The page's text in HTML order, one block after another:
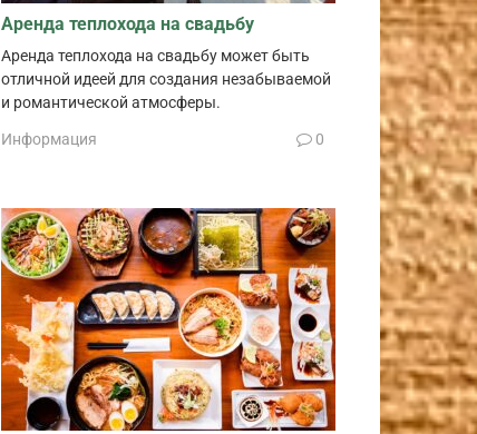
Аренда теплохода на свадьбу
Аренда теплохода на свадьбу может быть
отличной идеей для создания незабываемой
и романтической атмосферы.
Информация 0